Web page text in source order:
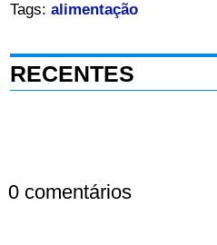
Tags: alimentação
RECENTES
0 comentários